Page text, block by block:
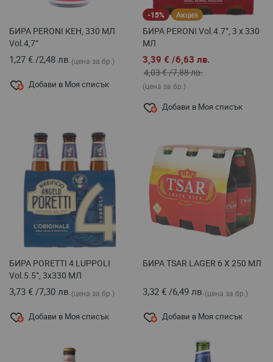
БИРА PERONI КЕН, 330 МЛ
Vol.4,7°
1,27 € /2,48 лв.(цена за бр.)
Добави в Моя списък
-15% Акция
БИРА PERONI Vol.4.7°, 3 х 330
МЛ
3,39 € /6,63 лв.
4,03 €/7,88 лв.
(цена за бр.)
Добави в Моя списък
БИРА PORETTI 4 LUPPOLI
Vol.5.5°, 3х330 МЛ
3,73 € /7,30 лв.(цена за бр.)
Добави в Моя списък
БИРА TSAR LAGER 6 Х 250 МЛ
3,32 € /6,49 лв.(цена за бр.)
Добави в Моя списък